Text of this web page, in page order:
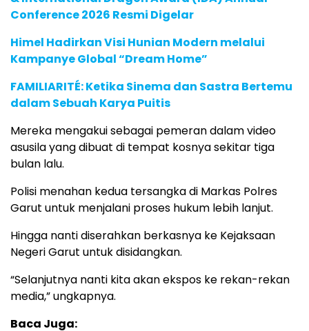
Conference 2026 Resmi Digelar
Himel Hadirkan Visi Hunian Modern melalui
Kampanye Global “Dream Home”
FAMILIARITÉ: Ketika Sinema dan Sastra Bertemu
dalam Sebuah Karya Puitis
Mereka mengakui sebagai pemeran dalam video
asusila yang dibuat di tempat kosnya sekitar tiga
bulan lalu.
Polisi menahan kedua tersangka di Markas Polres
Garut untuk menjalani proses hukum lebih lanjut.
Hingga nanti diserahkan berkasnya ke Kejaksaan
Negeri Garut untuk disidangkan.
“Selanjutnya nanti kita akan ekspos ke rekan-rekan
media,” ungkapnya.
Baca Juga: